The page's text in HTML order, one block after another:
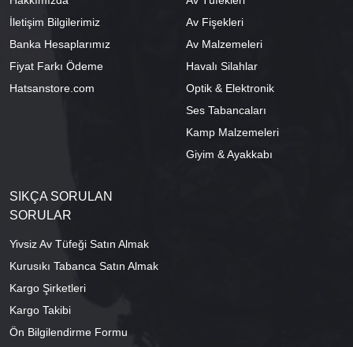
İletişim Bilgilerimiz
Banka Hesaplarımız
Fiyat Farkı Ödeme
Hatsanstore.com
Av Fişekleri
Av Malzemeleri
Havalı Silahlar
Optik & Elektronik
Ses Tabancaları
Kamp Malzemeleri
Giyim & Ayakkabı
SIKÇA SORULAN
SORULAR
Yivsiz Av Tüfeği Satın Almak
Kurusıkı Tabanca Satın Almak
Kargo Şirketleri
Kargo Takibi
Ön Bilgilendirme Formu